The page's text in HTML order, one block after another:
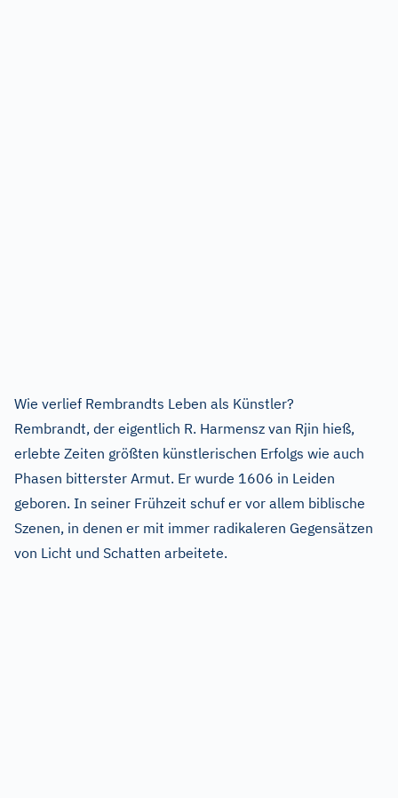
Wie verlief Rembrandts Leben als Künstler?
Rembrandt, der eigentlich R. Harmensz van Rjin hieß,
erlebte Zeiten größten künstlerischen Erfolgs wie auch
Phasen bitterster Armut. Er wurde 1606 in Leiden
geboren. In seiner Frühzeit schuf er vor allem biblische
Szenen, in denen er mit immer radikaleren Gegensätzen
von Licht und Schatten arbeitete.